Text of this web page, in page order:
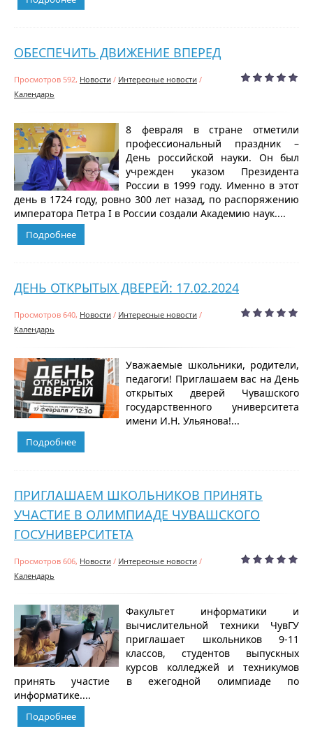
ОБЕСПЕЧИТЬ ДВИЖЕНИЕ ВПЕРЕД
Просмотров 592, Новости / Интересные новости /
Календарь
8 февраля в стране отметили
профессиональный праздник –
День российской науки. Он был
учрежден указом Президента
России в 1999 году. Именно в этот
день в 1724 году, ровно 300 лет назад, по распоряжению
императора Петра I в России создали Академию наук....
Подробнее
ДЕНЬ ОТКРЫТЫХ ДВЕРЕЙ: 17.02.2024
Просмотров 640, Новости / Интересные новости /
Календарь
Уважаемые школьники, родители,
педагоги! Приглашаем вас на День
открытых дверей Чувашского
государственного университета
имени И.Н. Ульянова!...
Подробнее
ПРИГЛАШАЕМ ШКОЛЬНИКОВ ПРИНЯТЬ
УЧАСТИЕ В ОЛИМПИАДЕ ЧУВАШСКОГО
ГОСУНИВЕРСИТЕТА
Просмотров 606, Новости / Интересные новости /
Календарь
Факультет информатики и
вычислительной техники ЧувГУ
приглашает школьников 9-11
классов, студентов выпускных
курсов колледжей и техникумов
принять участие в ежегодной олимпиаде по
информатике....
Подробнее